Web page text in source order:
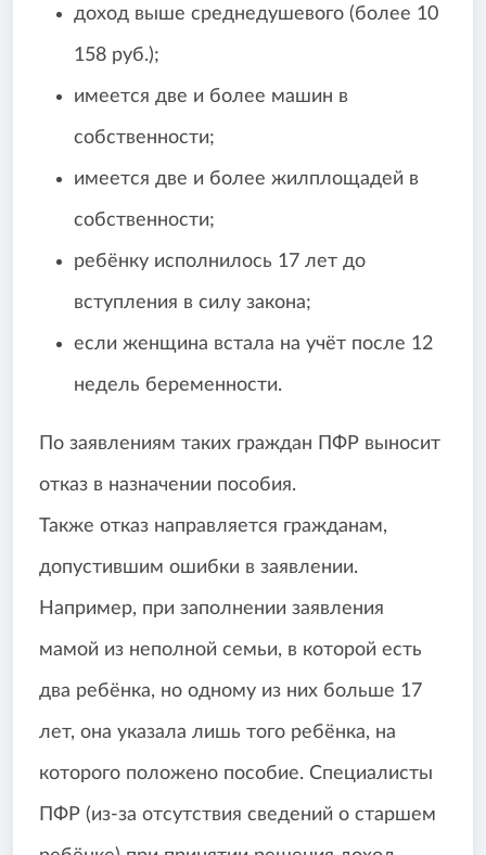
доход выше среднедушевого (более 10
158 руб.);
имеется две и более машин в
собственности;
имеется две и более жилплощадей в
собственности;
ребёнку исполнилось 17 лет до
вступления в силу закона;
если женщина встала на учёт после 12
недель беременности.
По заявлениям таких граждан ПФР выносит
отказ в назначении пособия.
Также отказ направляется гражданам,
допустившим ошибки в заявлении.
Например, при заполнении заявления
мамой из неполной семьи, в которой есть
два ребёнка, но одному из них больше 17
лет, она указала лишь того ребёнка, на
которого положено пособие. Специалисты
ПФР (из-за отсутствия сведений о старшем